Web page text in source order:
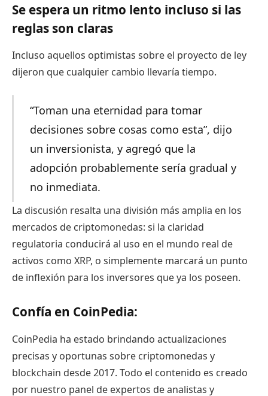
Se espera un ritmo lento incluso si las
reglas son claras
Incluso aquellos optimistas sobre el proyecto de ley
dijeron que cualquier cambio llevaría tiempo.
“Toman una eternidad para tomar
decisiones sobre cosas como esta”, dijo
un inversionista, y agregó que la
adopción probablemente sería gradual y
no inmediata.
La discusión resalta una división más amplia en los
mercados de criptomonedas: si la claridad
regulatoria conducirá al uso en el mundo real de
activos como XRP, o simplemente marcará un punto
de inflexión para los inversores que ya los poseen.
Confía en CoinPedia:
CoinPedia ha estado brindando actualizaciones
precisas y oportunas sobre criptomonedas y
blockchain desde 2017. Todo el contenido es creado
por nuestro panel de expertos de analistas y